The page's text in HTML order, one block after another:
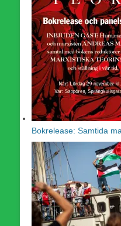
Bokrelease: Samtida